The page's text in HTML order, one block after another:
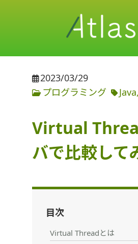
2023/03/29
プログラミング
Java
Virtual
バで比較して
目次
Virtual Threadとは